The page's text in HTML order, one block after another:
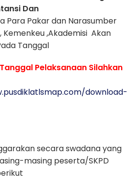
Dan
Para Pakar dan Narasumber
Kemenkeu ,Akademisi Akan
Tanggal
Pelaksanaan Silahkan
download-
secara swadana yang
masing peserta/SKPD